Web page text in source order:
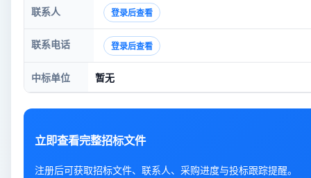
联系人 登录后查看
联系电话 登录后查看
中标单位 暂无
立即查看完整招标文件
注册后可获取招标文件、联系人、采购进度与投标跟踪提醒。